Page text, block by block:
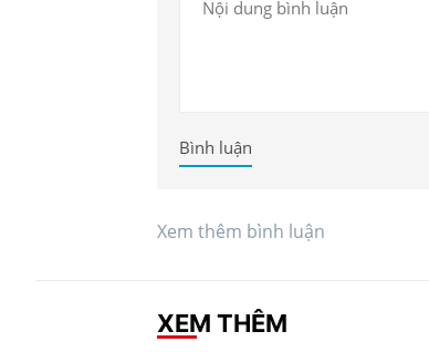
Bình luận
Xem thêm bình luận
XEM THÊM